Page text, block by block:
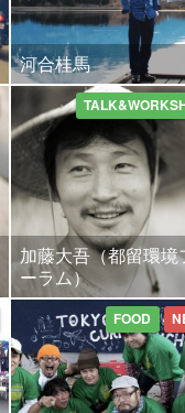
河合桂馬
加藤大吾（都留環境
ーラム）
FOOD